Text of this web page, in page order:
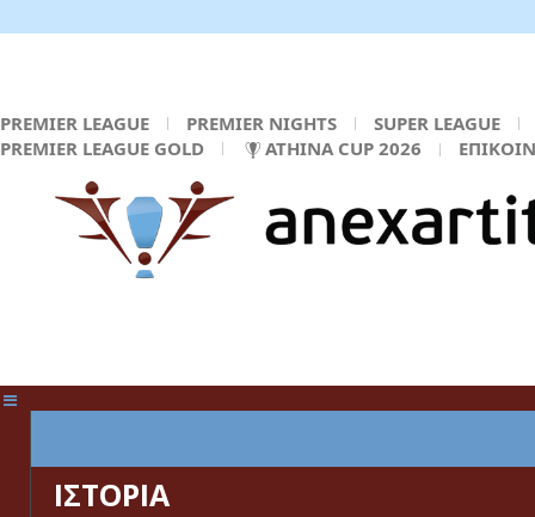
PREMIER LEAGUE PREMIER NIGHTS
SUPER LEAGUE
PREMIER LEAGUE GOLD
ATHINA CUP 2026
ΙΣΤΟΡΙΑ